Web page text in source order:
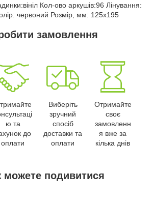
Кол-ово аркушів:96 Лінування:
червоний Розмір, мм: 125x195
замовлення
ю та
до
оплати
Виберіть
зручний
спосіб
доставки та
оплати
Отримайте
своє
замовленн
я вже за
кілька днів
можете подивитися